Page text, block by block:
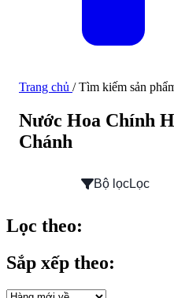
Trang chủ / Tìm kiếm sản
Nước Hoa Chính
Chánh
Bộ lọcLọc
Lọc theo:
Sắp xếp theo: